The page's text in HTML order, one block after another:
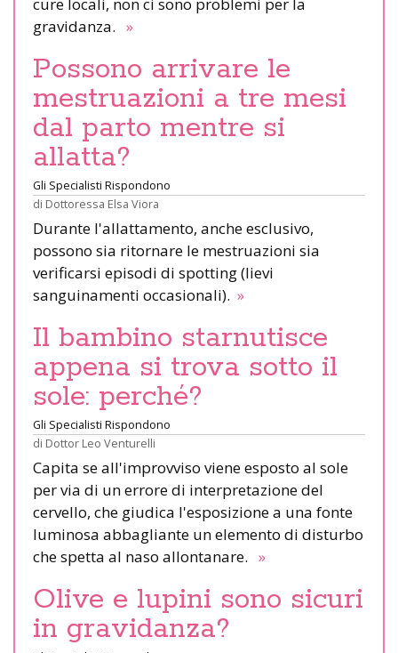
gravidanza. »
Possono arrivare le
mestruazioni a tre mesi
dal parto mentre si
allatta?
Gli Specialisti Rispondono
di Dottoressa Elsa Viora
Durante l'allattamento, anche esclusivo,
possono sia ritornare le mestruazioni sia
verificarsi episodi di spotting (lievi
sanguinamenti occasionali). »
Il bambino starnutisce
appena si trova sotto il
sole: perché?
Gli Specialisti Rispondono
di Dottor Leo Venturelli
Capita se all'improvviso viene esposto al sole
per via di un errore di interpretazione del
cervello, che giudica l'esposizione a una fonte
luminosa abbagliante un elemento di disturbo
che spetta al naso allontanare. »
Olive e lupini sono sicuri
in gravidanza?